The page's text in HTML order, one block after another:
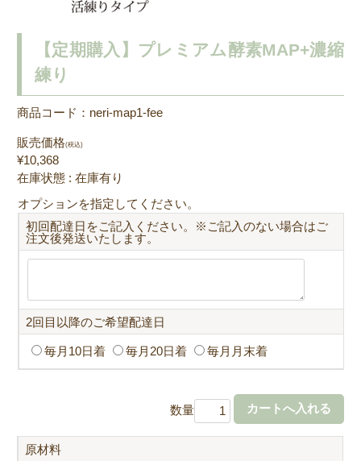
【定期購入】プレミアム酵素MAP+濃縮
練り
商品コード：neri-map1-fee
販売価格(税込)
¥10,368
在庫状態 : 在庫有り
オプションを指定してください。
初回配達日をご記入ください。※ご記入のない場合はご
注文後発送いたします。
2回目以降のご希望配達日
毎月10日着 毎月20日着 毎月月末着
数量
原材料